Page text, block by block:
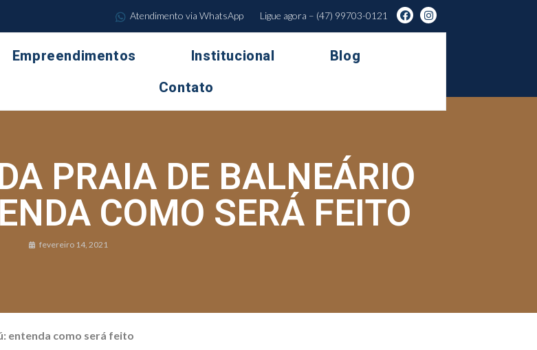
Atendimento via WhatsApp Ligue agora – (47) 99703-0121
Empreendimentos Institucional
Blog
Contato
PRAIA DE BALNEÁRIO
COMO SERÁ FEITO
fevereiro 14, 2021
entenda como será feito